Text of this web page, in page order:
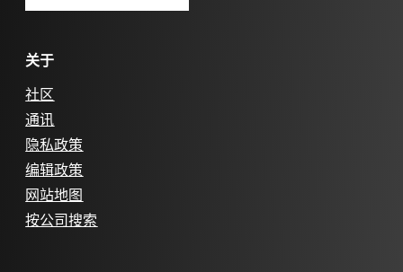
关于
社区
通讯
隐私政策
编辑政策
网站地图
按公司搜索